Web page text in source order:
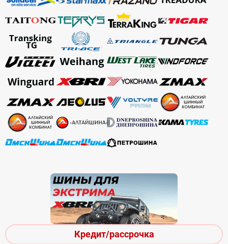
Кредит/рассрочка